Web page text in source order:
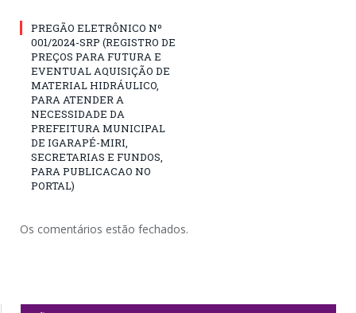
PREGÃO ELETRÔNICO Nº
001/2024-SRP (REGISTRO DE
PREÇOS PARA FUTURA E
EVENTUAL AQUISIÇÃO DE
MATERIAL HIDRÁULICO,
PARA ATENDER A
NECESSIDADE DA
PREFEITURA MUNICIPAL
DE IGARAPÉ-MIRI,
SECRETARIAS E FUNDOS,
PARA PUBLICACAO NO
PORTAL)
Os comentários estão fechados.